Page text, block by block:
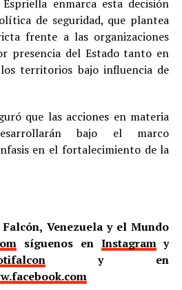
enmarca esta decisión
de seguridad, que plantea
frente a las organizaciones
presencia del Estado tanto en
territorios bajo influencia de
que las acciones en materia
bajo el marco
en el fortalecimiento de la
Venezuela y el Mundo
síguenos en Instagramy
y en